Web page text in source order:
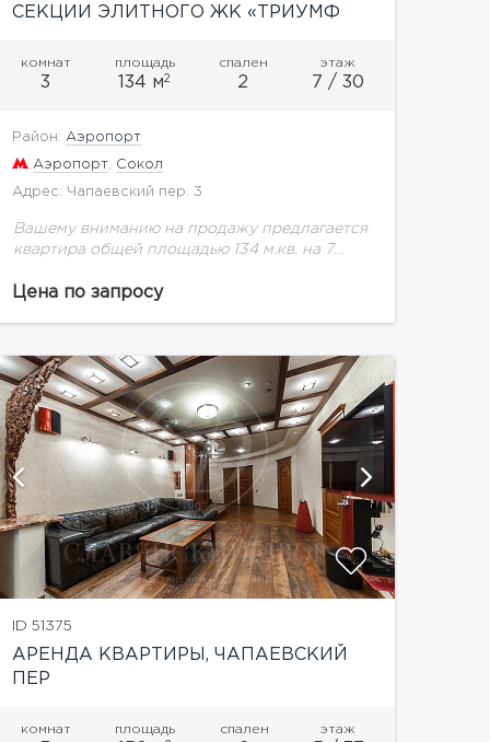
СЕКЦИИ ЭЛИТНОГО ЖК «ТРИУМФ
комнат
3
площадь
134 м2
спален
2
этаж
7 / 30
Район: Аэропорт
Аэропорт, Сокол
Адрес: Чапаевский пер. 3
Вашему вниманию на продажу предлагается
квартира общей площадью 134 м.кв. на 7
ремонт по авторскому проекту, в
Цена по запросу
ID 51375
АРЕНДА КВАРТИРЫ, ЧАПАЕВСКИЙ
ПЕР
комнат площадь спален этаж